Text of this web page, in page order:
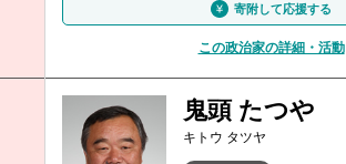
寄附して応援する
この政治家の詳細・活動
鬼頭 たつや
キトウ タツヤ